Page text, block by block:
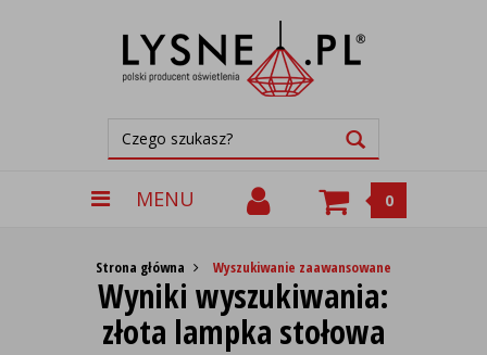
MENU 0
Strona główna Wyszukiwanie zaawansowane
Wyniki wyszukiwania:
złota lampka stołowa